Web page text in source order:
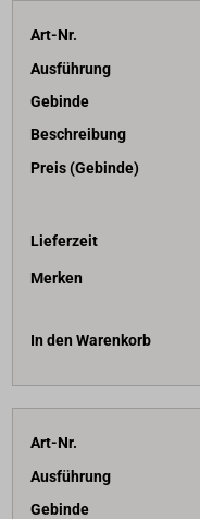
Art-Nr.
Ausführung
Gebinde
Beschreibung
Preis (Gebinde)
Lieferzeit
Merken
In den Warenkorb
Art-Nr.
Ausführung
Gebinde